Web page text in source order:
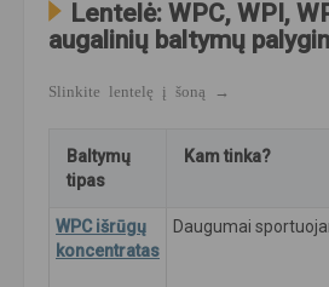
Lentelė: WPC, WPI,
augalinių baltymų
Baltymų
tipas
Kam tinka?
WPC išrūgų
koncentratas
Daugumai